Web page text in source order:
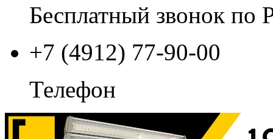
Бесплатный звонок по
+7 (4912) 77-90-00
Телефон